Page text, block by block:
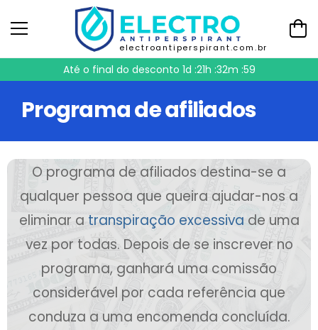
electroantiperspirant.com.br
Até o final do desconto 1d :21h :32m :58
Programa de afiliados
O programa de afiliados destina-se a
qualquer pessoa que queira ajudar-nos a
eliminar a transpiração excessiva de uma
vez por todas. Depois de se inscrever no
programa, ganhará uma comissão
considerável por cada referência que
conduza a uma encomenda concluída.